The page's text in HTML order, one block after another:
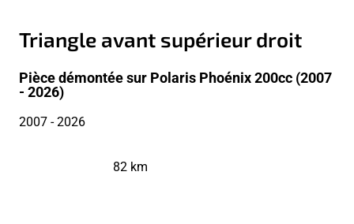
Triangle avant supérieur droit
Pièce démontée sur Polaris Phoénix 200cc (2007
- 2026)
2007- 2026
82 km